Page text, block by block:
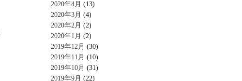
2020年4月 (13)
2020年3月 (4)
2020年2月 (2)
2020年1月 (2)
2019年12月 (30)
2019年11月 (10)
2019年10月 (31)
2019年9月 (22)